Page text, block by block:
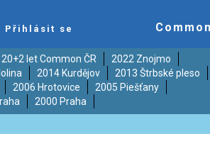
Přihlásit se
20+2 let Common ČR
2022 Znojmo
2014 Kurdějov
2013 Štrbské pleso
2006 Hrotovice
2005 Piešťany
2000 Praha